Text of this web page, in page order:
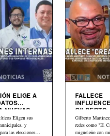
ELIGE A
NUEVAS
Eligen sus
y
las elecciones
FALLECE
GILBERTO
CRIATURO
Gilberto
redes como "El
migueleño con